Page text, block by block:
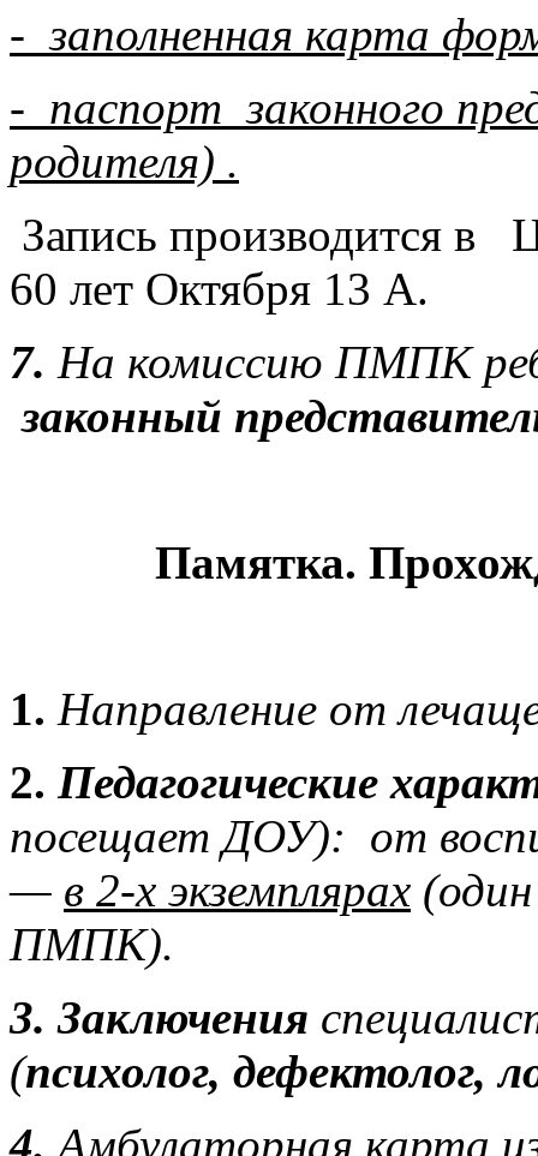
- заполненная карта
- паспорт законного
родителя) .
Запись производится
60 лет Октября 13 А.
7. На комиссию ПМПК
законный
Памятка.
1. Направление от
2. Педагогические
посещает ДОУ): от
— в 2-х экземплярах
ПМПК).
3. Заключения
(психолог, дефектолог,
4. Амбулаторная карта